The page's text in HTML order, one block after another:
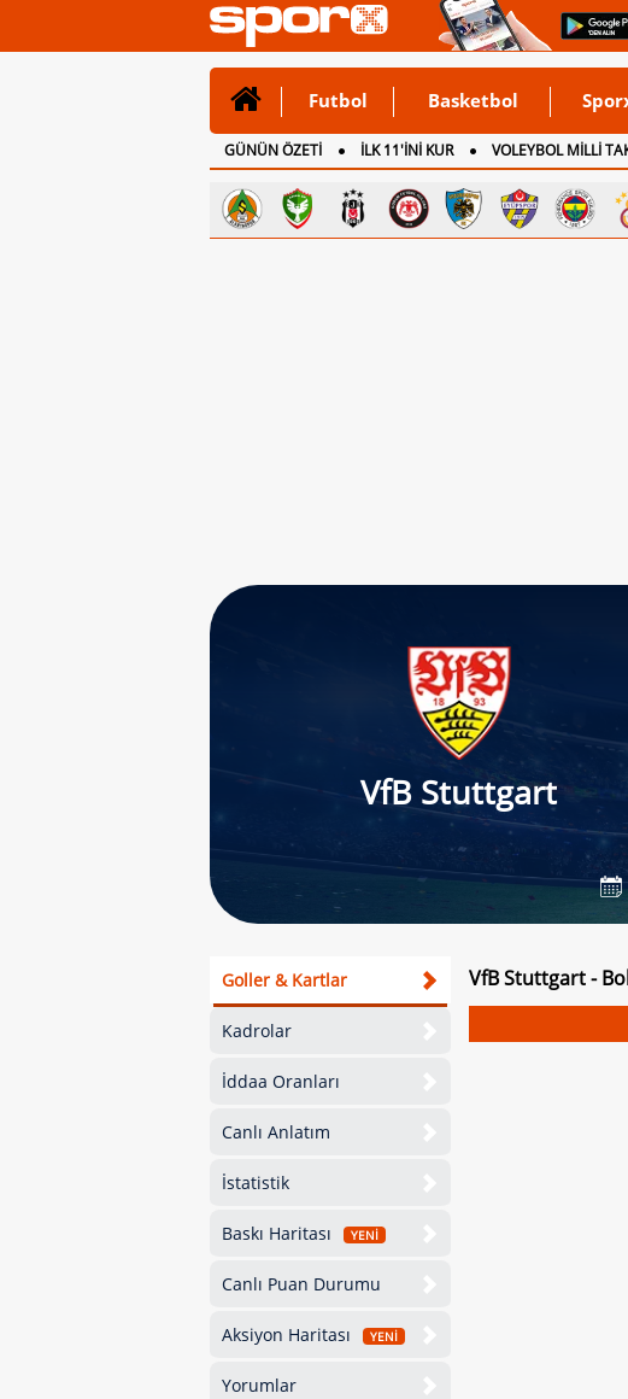
Futbol Basketbol
GÜNÜN ÖZETİ İLK 11'İNİ KUR VOLEYBOL MİLLİ
CANLI ANLATIM
İNGİLTERE
VfB Stuttgart
Goller & Kartlar
Kadrolar
İddaa Oranları
Canlı Anlatım
İstatistik
Baskı Haritası YENİ
Canlı Puan Durumu
Aksiyon Haritası YENİ
Yorumlar
VfB Stuttgart -